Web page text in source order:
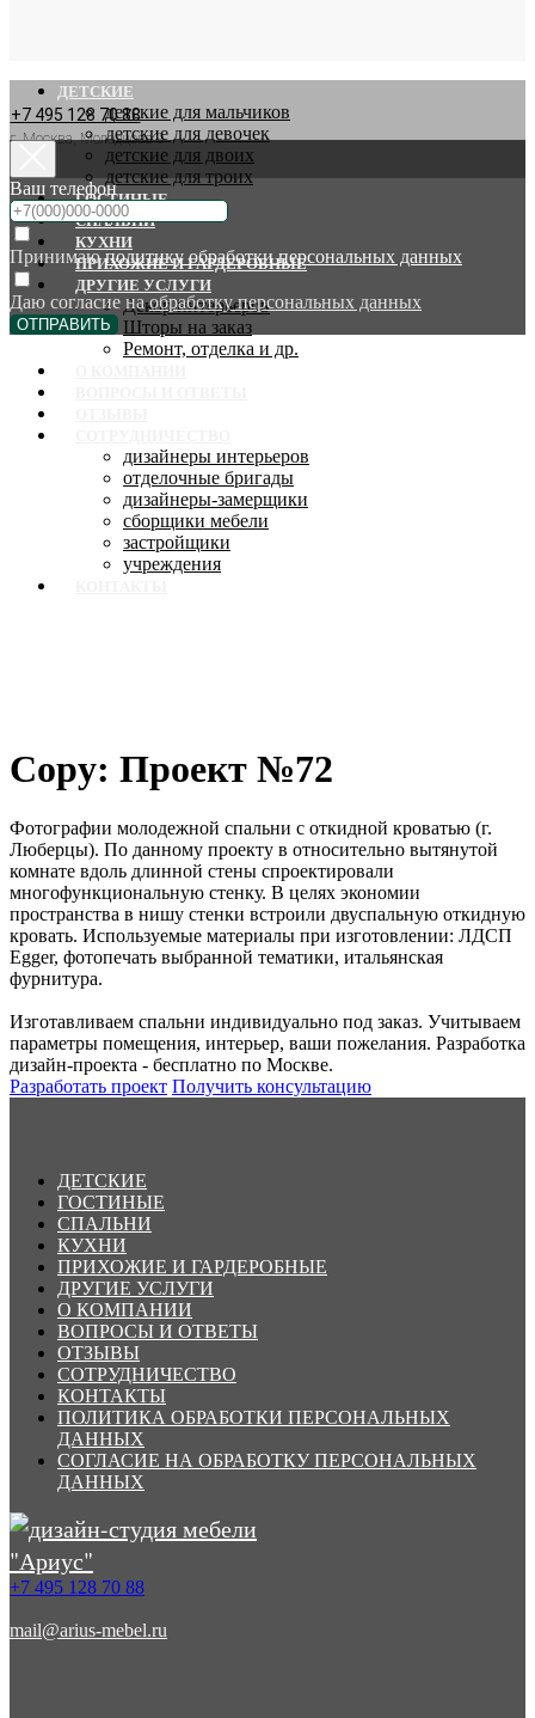
+7 495 128 70 88
г. Москва, Молодцова 9
ДЕТСКИЕ
детские для мальчиков
детские для девочек
детские для двоих
детские для троих
ГОСТИНЫЕ
СПАЛЬНИ
КУХНИ
ПРИХОЖИЕ И ГАРДЕРОБНЫЕ
ДРУГИЕ УСЛУГИ
Декор интерьеров
Шторы на заказ
Ремонт, отделка и др.
дизайнеры интерьеров
отделочные бригады
дизайнеры-замерщики
сборщики мебели
застройщики
учреждения
Ваш телефон
Принимаюполитику обработки персональных данных
Даю согласие наобработку персональных данных
ОТПРАВИТЬ
Copy: Проект №72
Фотографии молодежной спальни с откидной кроватью (г.
Люберцы). По данному проекту в относительно вытянутой
комнате вдоль длинной стены спроектировали
многофункциональную стенку. В целях экономии
пространства в нишу стенки встроили двуспальную откидную
кровать. Используемые материалы при изготовлении: ЛДСП
Egger, фотопечать выбранной тематики, итальянская
фурнитура.
Изготавливаем спальни индивидуально под заказ. Учитываем
параметры помещения, интерьер, ваши пожелания. Разработка
дизайн-проекта - бесплатно по Москве.
Разработать проект Получить консультацию
ДЕТСКИЕ
ГОСТИНЫЕ
СПАЛЬНИ
КУХНИ
ПРИХОЖИЕ И ГАРДЕРОБНЫЕ
ДРУГИЕ УСЛУГИ
О КОМПАНИИ
ВОПРОСЫ И ОТВЕТЫ
ОТЗЫВЫ
СОТРУДНИЧЕСТВО
КОНТАКТЫ
ПОЛИТИКА ОБРАБОТКИ ПЕРСОНАЛЬНЫХ
ДАННЫХ
СОГЛАСИЕ НА ОБРАБОТКУ ПЕРСОНАЛЬНЫХ
ДАННЫХ
+7 495 128 70 88
mail@arius-mebel.ru